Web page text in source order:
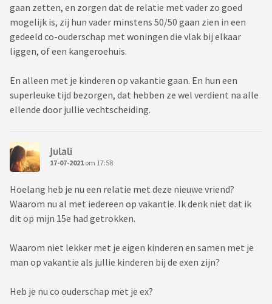
gaan zetten, en zorgen dat de relatie met vader zo goed
mogelijk is, zij hun vader minstens 50/50 gaan zien in een
gedeeld co-ouderschap met woningen die vlak bij elkaar
liggen, of een kangeroehuis.
En alleen met je kinderen op vakantie gaan. En hun een
superleuke tijd bezorgen, dat hebben ze wel verdient na alle
ellende door jullie vechtscheiding.
Julali
17-07-2021 om 17:58
Hoelang heb je nu een relatie met deze nieuwe vriend?
Waarom nu al met iedereen op vakantie. Ik denk niet dat ik
dit op mijn 15e had getrokken.
Waarom niet lekker met je eigen kinderen en samen met je
man op vakantie als jullie kinderen bij de exen zijn?
Heb je nu co ouderschap met je ex?